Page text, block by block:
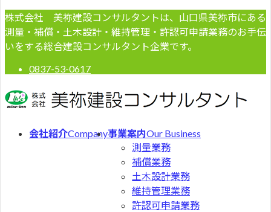
コ
ン
テ
ツ
へ
ス
ナ
ビ
ゲ
シ
ョ
ン
株式会社 美祢建設コンサルタントは、山口県美祢市にある
測量・補償・土木設計・維持管理・許認可申請業務のお手伝
いをする総合建設コンサルタント企業です。
0837-53-0617
会社紹介Company事業案内Our Business
測量業務
補償業務
土木設計業務
維持管理業務
許認可申請業務